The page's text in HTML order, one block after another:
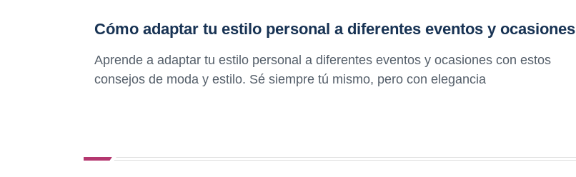
Cómo adaptar tu estilo personal a diferentes eventos y ocasiones
Aprende a adaptar tu estilo personal a diferentes eventos y ocasiones con estos
consejos de moda y estilo. Sé siempre tú mismo, pero con elegancia